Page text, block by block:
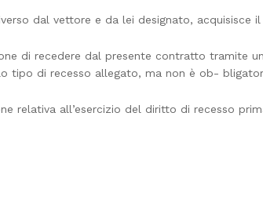
dal vettore e da lei designato, acquisisce
di recedere dal presente contratto tramite
tipo di recesso allegato, ma non è ob-
relativa all’esercizio del diritto di recesso